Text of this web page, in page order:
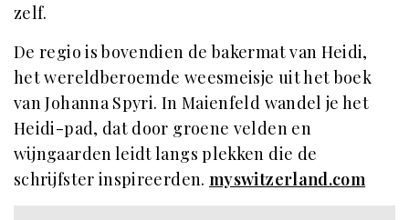
zelf.
De regio is bovendien de bakermat van Heidi,
het wereldberoemde weesmeisje uit het boek
van Johanna Spyri. In Maienfeld wandel je het
Heidi-pad, dat door groene velden en
wijngaarden leidt langs plekken die de
schrijfster inspireerden. myswitzerland.com